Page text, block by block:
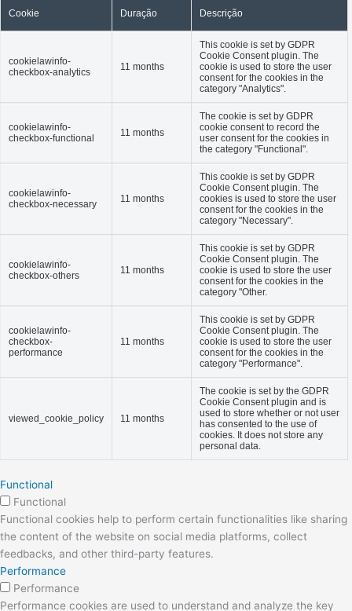
Cookie Duração Descrição
cookielawinfo-
checkbox-analytics
11 months
This cookie is set by GDPR
Cookie Consent plugin. The
cookie is used to store the user
consent for the cookies in the
category "Analytics".
cookielawinfo-
checkbox-functional
11 months
The cookie is set by GDPR
cookie consent to record the
user consent for the cookies in
the category "Functional".
cookielawinfo-
checkbox-necessary
11 months
This cookie is set by GDPR
Cookie Consent plugin. The
cookies is used to store the user
consent for the cookies in the
category "Necessary".
cookielawinfo-
checkbox-others
11 months
This cookie is set by GDPR
Cookie Consent plugin. The
cookie is used to store the user
consent for the cookies in the
category "Other.
cookielawinfo-
checkbox-
performance
11 months
This cookie is set by GDPR
Cookie Consent plugin. The
cookie is used to store the user
consent for the cookies in the
category "Performance".
viewed_cookie_policy 11 months
The cookie is set by the GDPR
Cookie Consent plugin and is
used to store whether or not user
has consented to the use of
cookies. It does not store any
personal data.
Functional
Functional
Functional cookies help to perform certain functionalities like sharing
the content of the website on social media platforms, collect
feedbacks, and other third-party features.
Performance
Performance
Performance cookies are used to understand and analyze the key